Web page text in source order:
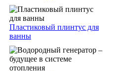
Пластиковый плинтус для
ванны